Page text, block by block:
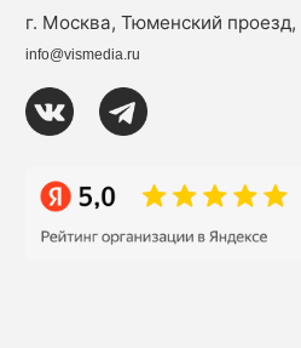
г. Москва, Тюменский проезд,
info@vismedia.ru